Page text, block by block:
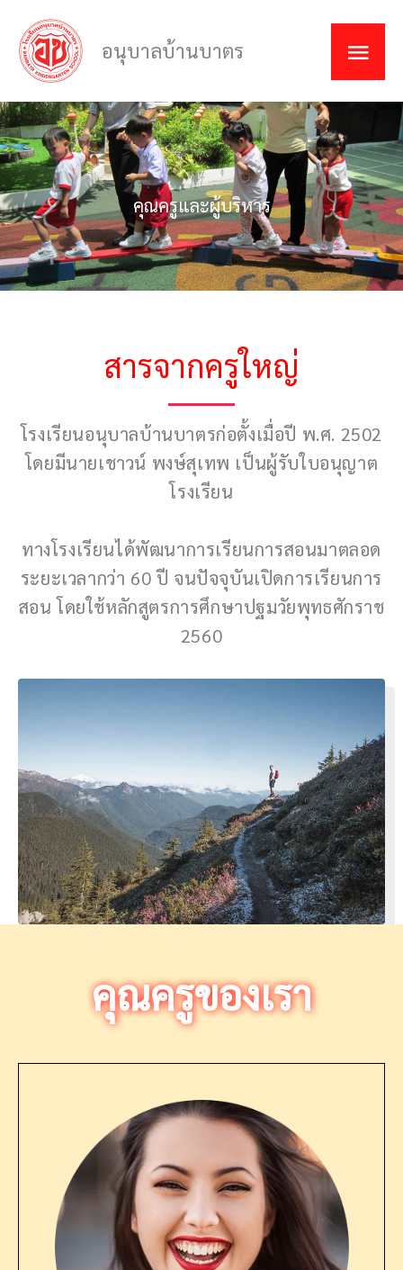
content
อนุบาลบ้านบาตร
คุณครูและผู้บริหาร
สารจากครูใหญ่
โรงเรียนอนุบาลบ้านบาตรก่อตั้งเมื่อปี พ.ศ. 2502
โดยมีนายเชาวน์ พงษ์สุเทพ เป็นผู้รับใบอนุญาต
โรงเรียน
ทางโรงเรียนได้พัฒนาการเรียนการสอนมาตลอด
ระยะเวลากว่า 60 ปี จนปัจจุบันเปิดการเรียนการ
สอน โดยใช้หลักสูตรการศึกษาปฐมวัยพุทธศักราช
2560
คุณครูของเรา